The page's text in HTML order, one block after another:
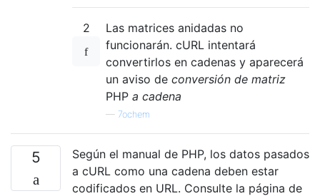
2
Las matrices anidadas no
funcionarán. cURL intentará
convertirlos en cadenas y aparecerá
un aviso de conversión de matriz
PHP a cadena
— 7ochem
5
Según el manual de PHP, los datos pasados
​​a cURL como una cadena deben estar
codificados en URL. Consulte la página de